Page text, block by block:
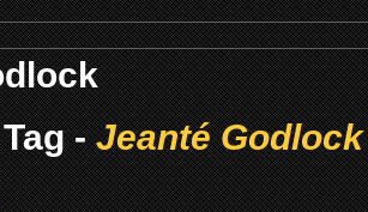
-Jeanté Godlock